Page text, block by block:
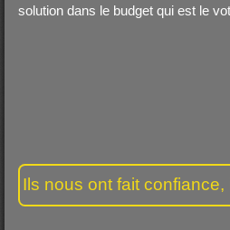
solution dans le budget qui est le
Ils nous ont fait